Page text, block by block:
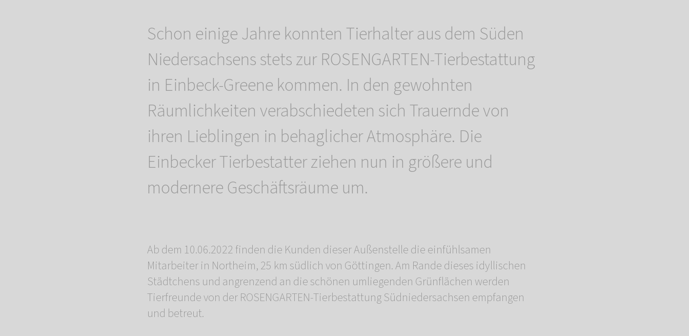
Schon einige Jahre konnten Tierhalter aus dem Süden
Niedersachsens stets zur ROSENGARTEN-Tierbestattung
in Einbeck-Greene kommen. In den gewohnten
Räumlichkeiten verabschiedeten sich Trauernde von
ihren Lieblingen in behaglicher Atmosphäre. Die
Einbecker Tierbestatter ziehen nun in größere und
modernere Geschäftsräume um.
Ab dem 10.06.2022 finden die Kunden dieser Außenstelle die einfühlsamen
Mitarbeiter in Northeim, 25 km südlich von Göttingen. Am Rande dieses idyllischen
Städtchens und angrenzend an die schönen umliegenden Grünflächen werden
Tierfreunde von der ROSENGARTEN-Tierbestattung Südniedersachsen empfangen
und betreut.